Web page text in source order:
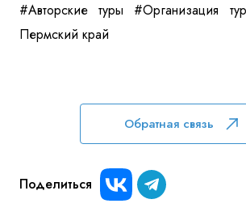
#Авторские туры #Организация
Пермский край
Обратная связь
Поделиться